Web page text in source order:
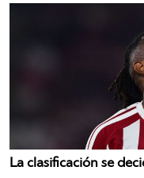
La clasificación se